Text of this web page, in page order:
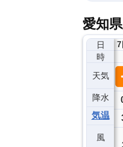
愛知
日
時
天気
降水
気温
風
7
15
0ミリ
34℃